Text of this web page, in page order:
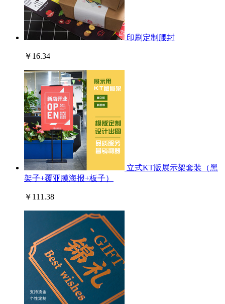
印刷定制腰封
￥16.34
立式KT版展示架套装（黑
架子+覆亚膜海报+板子）
￥111.38